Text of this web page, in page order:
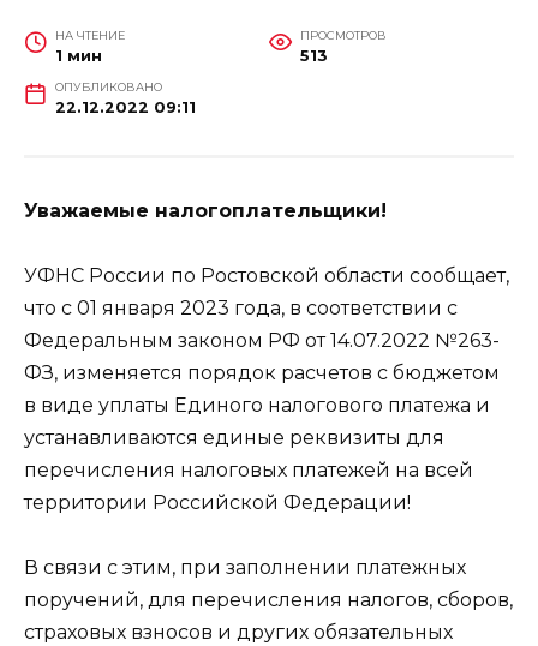
НА ЧТЕНИЕ
1 мин
ПРОСМОТРОВ
513
ОПУБЛИКОВАНО
22.12.2022 09:11
Уважаемые налогоплательщики!
УФНС России по Ростовской области сообщает,
что с 01 января 2023 года, в соответствии с
Федеральным законом РФ от 14.07.2022 №263-
ФЗ, изменяется порядок расчетов с бюджетом
в виде уплаты Единого налогового платежа и
устанавливаются единые реквизиты для
перечисления налоговых платежей на всей
территории Российской Федерации!
В связи с этим, при заполнении платежных
поручений, для перечисления налогов, сборов,
страховых взносов и других обязательных